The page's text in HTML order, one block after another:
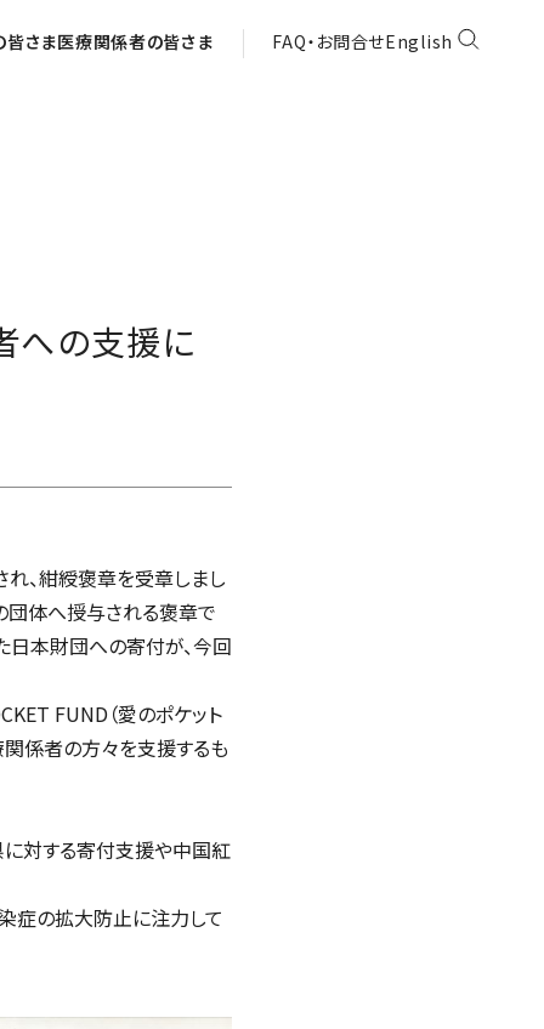
皆さま医療関係者の皆さま FAQ・お問合せEnglish
への支援に
、紺綬褒章を受章しまし
団体へ授与される褒章で
日本財団への寄付が、今回
FUND（愛のポケット
係者の方々を支援するも
に対する寄付支援や中国紅
症の拡大防止に注力して